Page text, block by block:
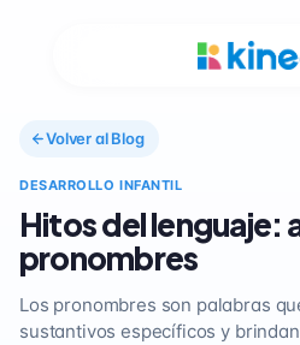
Volver al Blog
DESARROLLO INFANTIL
Hitos del lenguaje:
pronombres
Los pronombres son palabras
sustantivos específicos y